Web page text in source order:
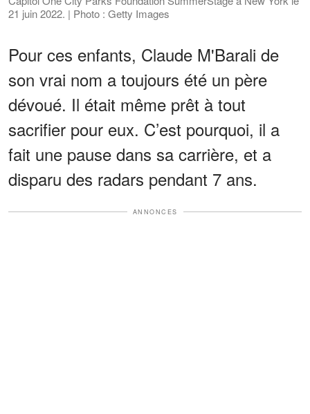
21 juin 2022. | Photo : Getty Images
Pour ces enfants, Claude M'Barali de
son vrai nom a toujours été un père
dévoué. Il était même prêt à tout
sacrifier pour eux. C’est pourquoi, il a
fait une pause dans sa carrière, et a
disparu des radars pendant 7 ans.
ANNONCES